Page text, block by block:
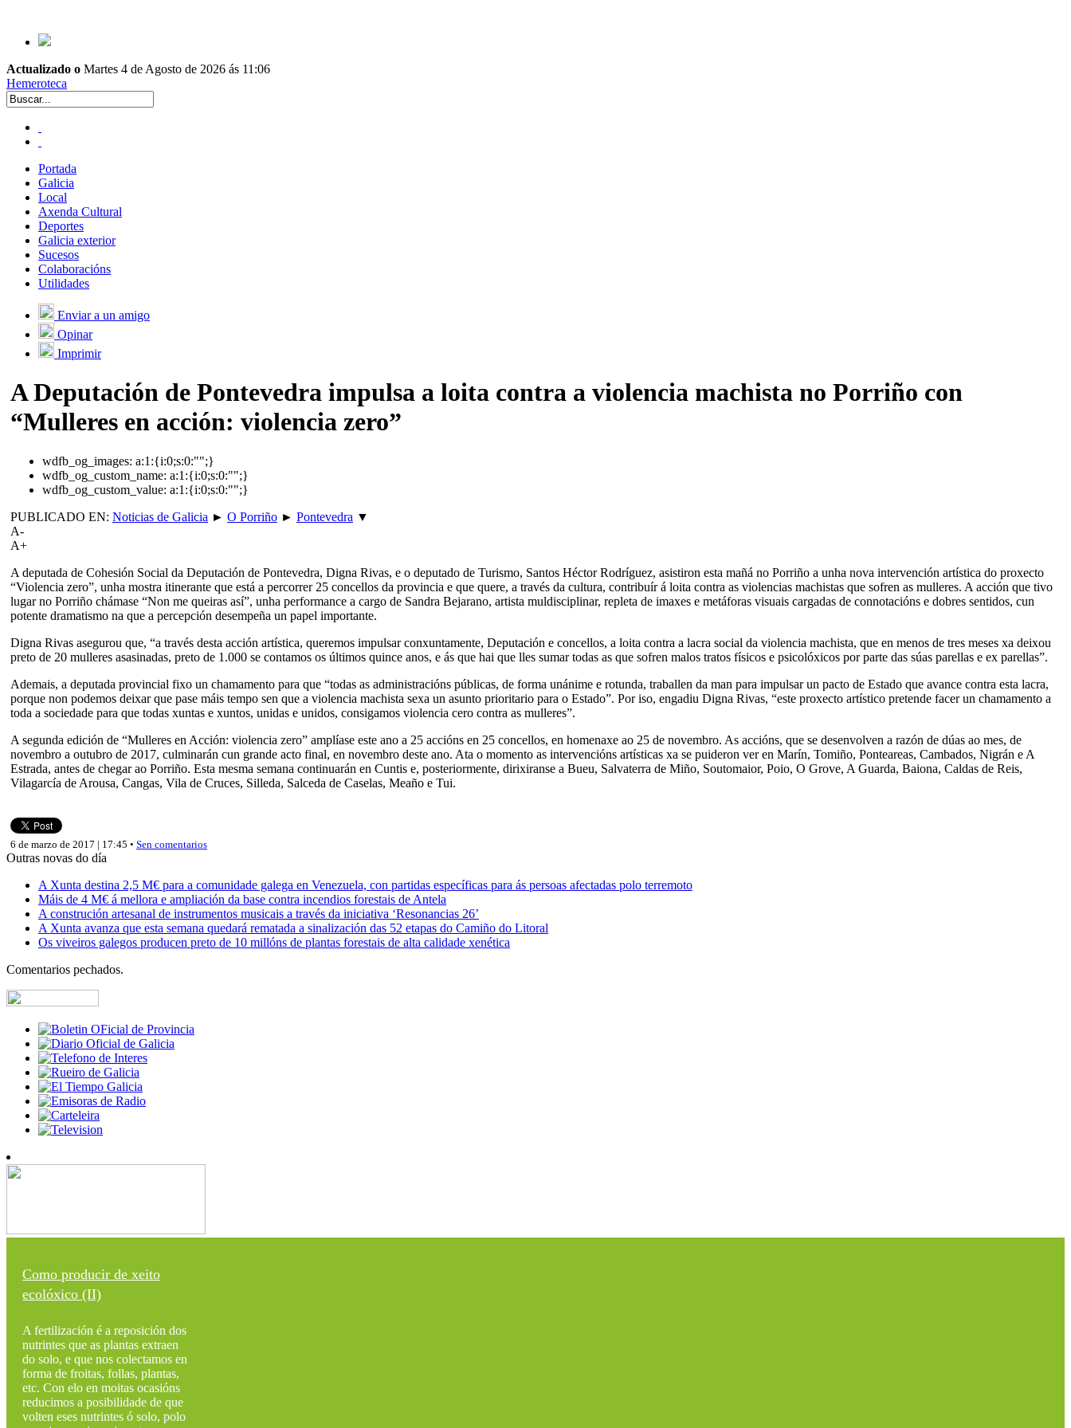
Actualizado o Martes 4 de Agosto de 2026 ás 11:06
Hemeroteca
Portada
Galicia
Local
Axenda Cultural
Deportes
Galicia exterior
Sucesos
Colaboracións
Utilidades
Enviar a un amigo
Opinar
Imprimir
A Deputación de Pontevedra impulsa a loita contra a violencia machista no Porriño con
“Mulleres en acción: violencia zero”
wdfb_og_images: a:1:{i:0;s:0:"";}
wdfb_og_custom_name: a:1:{i:0;s:0:"";}
wdfb_og_custom_value: a:1:{i:0;s:0:"";}
PUBLICADO EN: Noticias de Galicia ► O Porriño ► Pontevedra ▼
A-
A+
A deputada de Cohesión Social da Deputación de Pontevedra, Digna Rivas, e o deputado de Turismo, Santos Héctor Rodríguez, asistiron esta mañá no Porriño a unha nova intervención artística do proxecto
“Violencia zero”, unha mostra itinerante que está a percorrer 25 concellos da provincia e que quere, a través da cultura, contribuír á loita contra as violencias machistas que sofren as mulleres. A acción que tivo
lugar no Porriño chámase “Non me queiras así”, unha performance a cargo de Sandra Bejarano, artista muldisciplinar, repleta de imaxes e metáforas visuais cargadas de connotacións e dobres sentidos, cun
potente dramatismo na que a percepción desempeña un papel importante.
Digna Rivas asegurou que, “a través desta acción artística, queremos impulsar conxuntamente, Deputación e concellos, a loita contra a lacra social da violencia machista, que en menos de tres meses xa deixou
preto de 20 mulleres asasinadas, preto de 1.000 se contamos os últimos quince anos, e ás que hai que lles sumar todas as que sofren malos tratos físicos e psicolóxicos por parte das súas parellas e ex parellas”.
Ademais, a deputada provincial fixo un chamamento para que “todas as administracións públicas, de forma unánime e rotunda, traballen da man para impulsar un pacto de Estado que avance contra esta lacra,
porque non podemos deixar que pase máis tempo sen que a violencia machista sexa un asunto prioritario para o Estado”. Por iso, engadiu Digna Rivas, “este proxecto artístico pretende facer un chamamento a
toda a sociedade para que todas xuntas e xuntos, unidas e unidos, consigamos violencia cero contra as mulleres”.
A segunda edición de “Mulleres en Acción: violencia zero” amplíase este ano a 25 accións en 25 concellos, en homenaxe ao 25 de novembro. As accións, que se desenvolven a razón de dúas ao mes, de
novembro a outubro de 2017, culminarán cun grande acto final, en novembro deste ano. Ata o momento as intervencións artísticas xa se puideron ver en Marín, Tomiño, Ponteareas, Cambados, Nigrán e A
Estrada, antes de chegar ao Porriño. Esta mesma semana continuarán en Cuntis e, posteriormente, dirixiranse a Bueu, Salvaterra de Miño, Soutomaior, Poio, O Grove, A Guarda, Baiona, Caldas de Reis,
Vilagarcía de Arousa, Cangas, Vila de Cruces, Silleda, Salceda de Caselas, Meaño e Tui.
6 de marzo de 2017 | 17:45 • Sen comentarios
Outras novas do día
A Xunta destina 2,5 M€ para a comunidade galega en Venezuela, con partidas específicas para ás persoas afectadas polo terremoto
Máis de 4 M€ á mellora e ampliación da base contra incendios forestais de Antela
A construción artesanal de instrumentos musicais a través da iniciativa ‘Resonancias 26’
A Xunta avanza que esta semana quedará rematada a sinalización das 52 etapas do Camiño do Litoral
Os viveiros galegos producen preto de 10 millóns de plantas forestais de alta calidade xenética
Comentarios pechados.
Como producir de xeito
ecolóxico (II)
A fertilización é a reposición dos
nutrintes que as plantas extraen
do solo, e que nos colectamos en
forma de froitas, follas, plantas,
etc. Con elo en moitas ocasións
reducimos a posibilidade de que
volten eses nutrintes ó solo, polo